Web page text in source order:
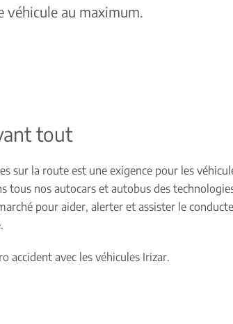
véhicule au maximum.
tout
sur la route est une exigence pour les
tous nos autocars et autobus des
pour aider, alerter et assister le
accident avec les véhicules Irizar.